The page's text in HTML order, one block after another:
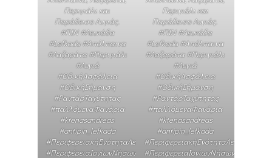
Περιγιάλι και
Παράδεισο Λυγιάς.
#ΠΙΝ #Λευκάδα
#Lefkada #Απόλπαινα
#Λαζαράτα #Περιγιάλι
#Λυγιά
#ΟδικήΑσφάλεια
#ΟδικήΣήμανση
#ΡαντάρΤαχύτητας
#παλλόμεναΦανάρια
#ktenasandreas
#antipin_lefkada
#ΠεριφερειακήΕνότηταΛευκάδας
#ΠεριφέρειαΙονίωνΝήσων
Περιγιάλι και
Παράδεισο Λυγιάς.
#ΠΙΝ #Λευκάδα
#Lefkada #Απόλπαινα
#Λαζαράτα #Περιγιάλι
#Λυγιά
#ΟδικήΑσφάλεια
#ΟδικήΣήμανση
#ΡαντάρΤαχύτητας
#παλλόμεναΦανάρια
#ktenasandreas
#antipin_lefkada
#ΠεριφερειακήΕνότηταΛευκάδας
#ΠεριφέρειαΙονίωνΝήσων